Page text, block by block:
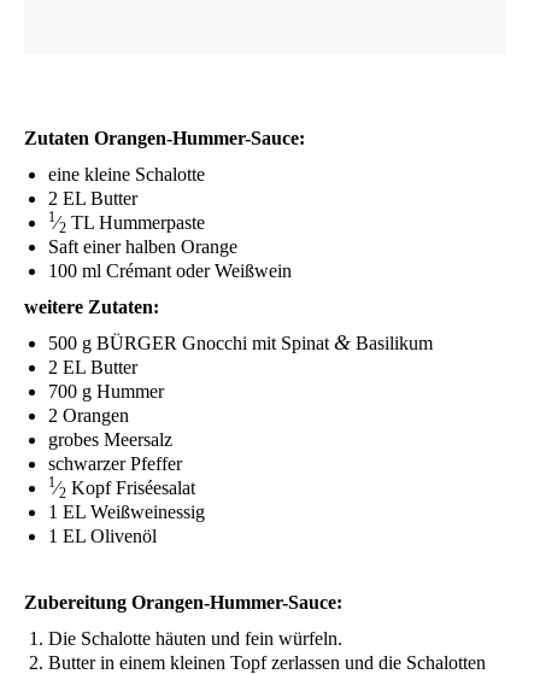
Zuta­ten Orangen-Hummer-Sauce:
eine klei­ne Schalotte
2 EL Butter
1⁄2 TL Hummerpaste
Saft einer hal­ben Orange
100 ml Cré­mant oder Weißwein
wei­te­re Zutaten:
500 g BÜRGER Gnoc­chi mit Spi­nat & Basilikum
2 EL Butter
700 g Hummer
2 Oran­gen
gro­bes Meersalz
schwar­zer Pfeffer
1⁄2 Kopf Friséesalat
1 EL Weißweinessig
1 EL Olivenöl
Zube­rei­tung Orangen-Hummer-Sauce:
Die Scha­lot­te häu­ten und fein würfeln.
But­ter in einem klei­nen Topf zer­las­sen und die Scha­lot­ten